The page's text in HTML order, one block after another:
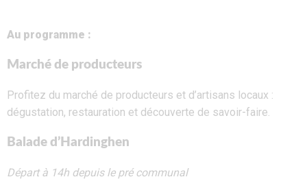
Au programme :
Marché de producteurs
Profitez du marché de producteurs et d’artisans locaux :
dégustation, restauration et découverte de savoir-faire.
Balade d’Hardinghen
Départ à 14h depuis le pré communal